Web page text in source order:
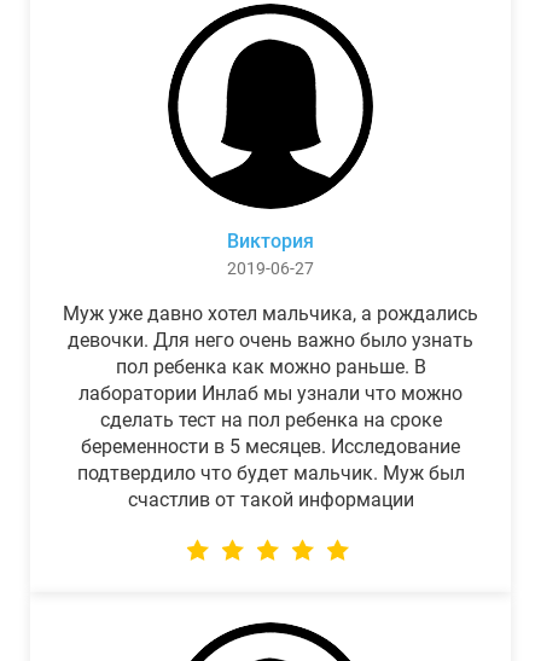
Виктория
2019-06-27
Муж уже давно хотел мальчика, а рождались
девочки. Для него очень важно было узнать
пол ребенка как можно раньше. В
лаборатории Инлаб мы узнали что можно
сделать тест на пол ребенка на сроке
беременности в 5 месяцев. Исследование
подтвердило что будет мальчик. Муж был
счастлив от такой информации